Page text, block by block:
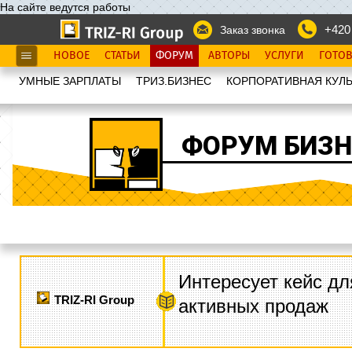
На сайте ведутся работы
Заказ звонка
НОВОЕ СТАТЬИ ФОРУМ АВТОРЫ УСЛУГИ
УМНЫЕ ЗАРПЛАТЫ ТРИЗ.БИЗНЕС КОРПОРАТИВНАЯ
ФОРУМ
TRIZ-RI Group
Интересует кейс
активных продаж